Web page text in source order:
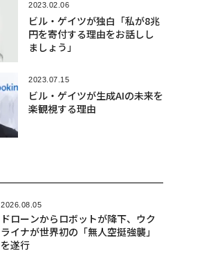
2023.02.06
ビル・ゲイツが独白「私が8兆
円を寄付する理由をお話しし
ましょう」
2023.07.15
ビル・ゲイツが生成AIの未来を
楽観視する理由
2026.08.05
ドローンからロボットが降下、ウク
ライナが世界初の「無人空挺強襲」
を遂行